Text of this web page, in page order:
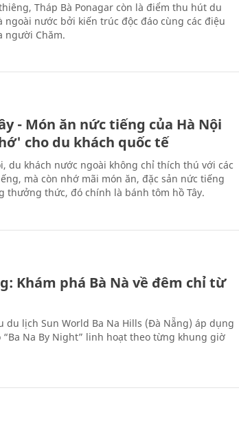
Tháp Bà Ponagar còn là điểm thu hút du
ngoài nước bởi kiến trúc độc đáo cùng các điệu
người Chăm.
- Món ăn nức tiếng của Hà Nội
cho du khách quốc tế
du khách nước ngoài không chỉ thích thú với các
mà còn nhớ mãi món ăn, đặc sản nức tiếng
thưởng thức, đó chính là bánh tôm hồ Tây.
Khám phá Bà Nà về đêm chỉ từ
du lịch Sun World Ba Na Hills (Đà Nẵng) áp dụng
Na By Night” linh hoạt theo từng khung giờ